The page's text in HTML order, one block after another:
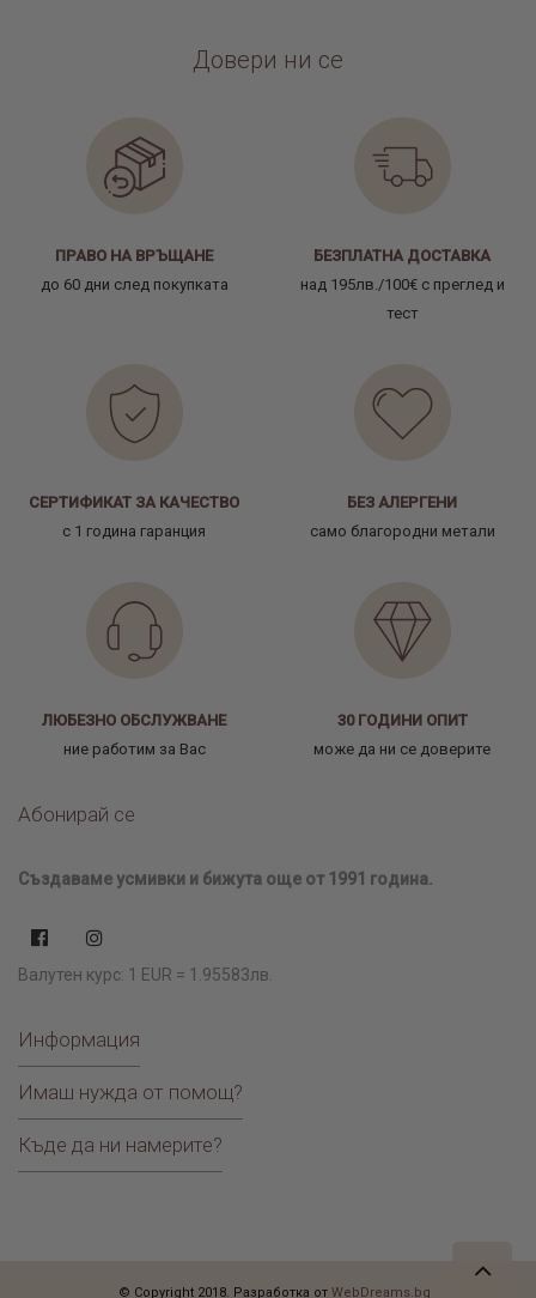
Довери ни се
ПРАВО НА ВРЪЩАНЕ
до 60 дни след покупката
БЕЗПЛАТНА ДОСТАВКА
над 195лв./100€ с преглед и
тест
СЕРТИФИКАТ ЗА КАЧЕСТВО
с 1 година гаранция
БЕЗ АЛЕРГЕНИ
само благородни метали
ЛЮБЕЗНО ОБСЛУЖВАНЕ
ние работим за Вас
30 ГОДИНИ ОПИТ
може да ни се доверите
Абонирай се
Създаваме усмивки и бижута още от 1991 година.
Валутен курс: 1 EUR = 1.95583лв.
Информация
Имаш нужда от помощ?
Къде да ни намерите?
© Copyright 2018. Разработка от WebDreams.bg